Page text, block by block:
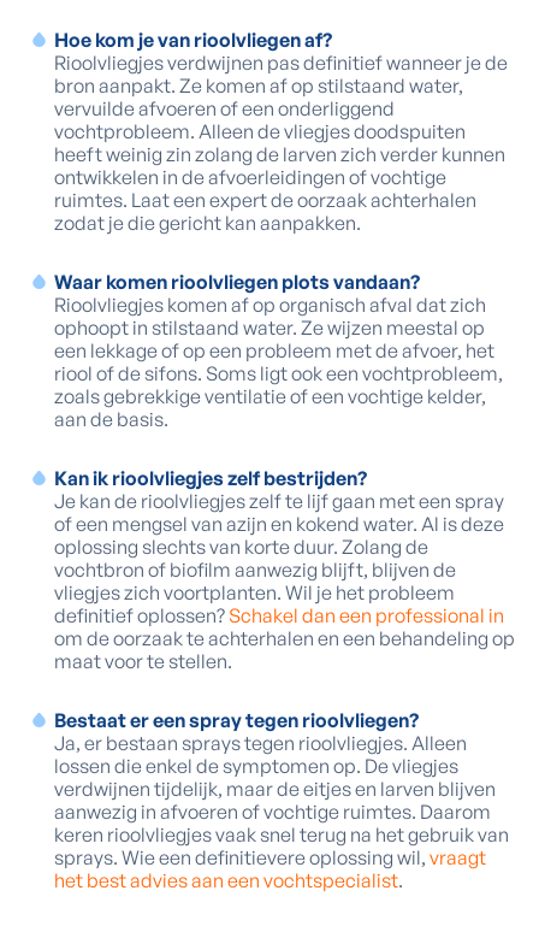
Hoe kom je van rioolvliegen af?
Rioolvliegjes verdwijnen pas definitief wanneer je de
bron aanpakt. Ze komen af op stilstaand water,
vervuilde afvoeren of een onderliggend
vochtprobleem. Alleen de vliegjes doodspuiten
heeft weinig zin zolang de larven zich verder kunnen
ontwikkelen in de afvoerleidingen of vochtige
ruimtes. Laat een expert de oorzaak achterhalen
zodat je die gericht kan aanpakken.
Waar komen rioolvliegen plots vandaan?
Rioolvliegjes komen af op organisch afval dat zich
ophoopt in stilstaand water. Ze wijzen meestal op
een lekkage of op een probleem met de afvoer, het
riool of de sifons. Soms ligt ook een vochtprobleem,
zoals gebrekkige ventilatie of een vochtige kelder,
aan de basis.
Kan ik rioolvliegjes zelf bestrijden?
Je kan de rioolvliegjes zelf te lijf gaan met een spray
of een mengsel van azijn en kokend water. Al is deze
oplossing slechts van korte duur. Zolang de
vochtbron of biofilm aanwezig blijft, blijven de
vliegjes zich voortplanten. Wil je het probleem
definitief oplossen? Schakel dan een professional in
om de oorzaak te achterhalen en een behandeling op
maat voor te stellen.
Bestaat er een spray tegen rioolvliegen?
Ja, er bestaan sprays tegen rioolvliegjes. Alleen
lossen die enkel de symptomen op. De vliegjes
verdwijnen tijdelijk, maar de eitjes en larven blijven
aanwezig in afvoeren of vochtige ruimtes. Daarom
keren rioolvliegjes vaak snel terug na het gebruik van
sprays. Wie een definitievere oplossing wil, vraagt
het best advies aan een vochtspecialist.